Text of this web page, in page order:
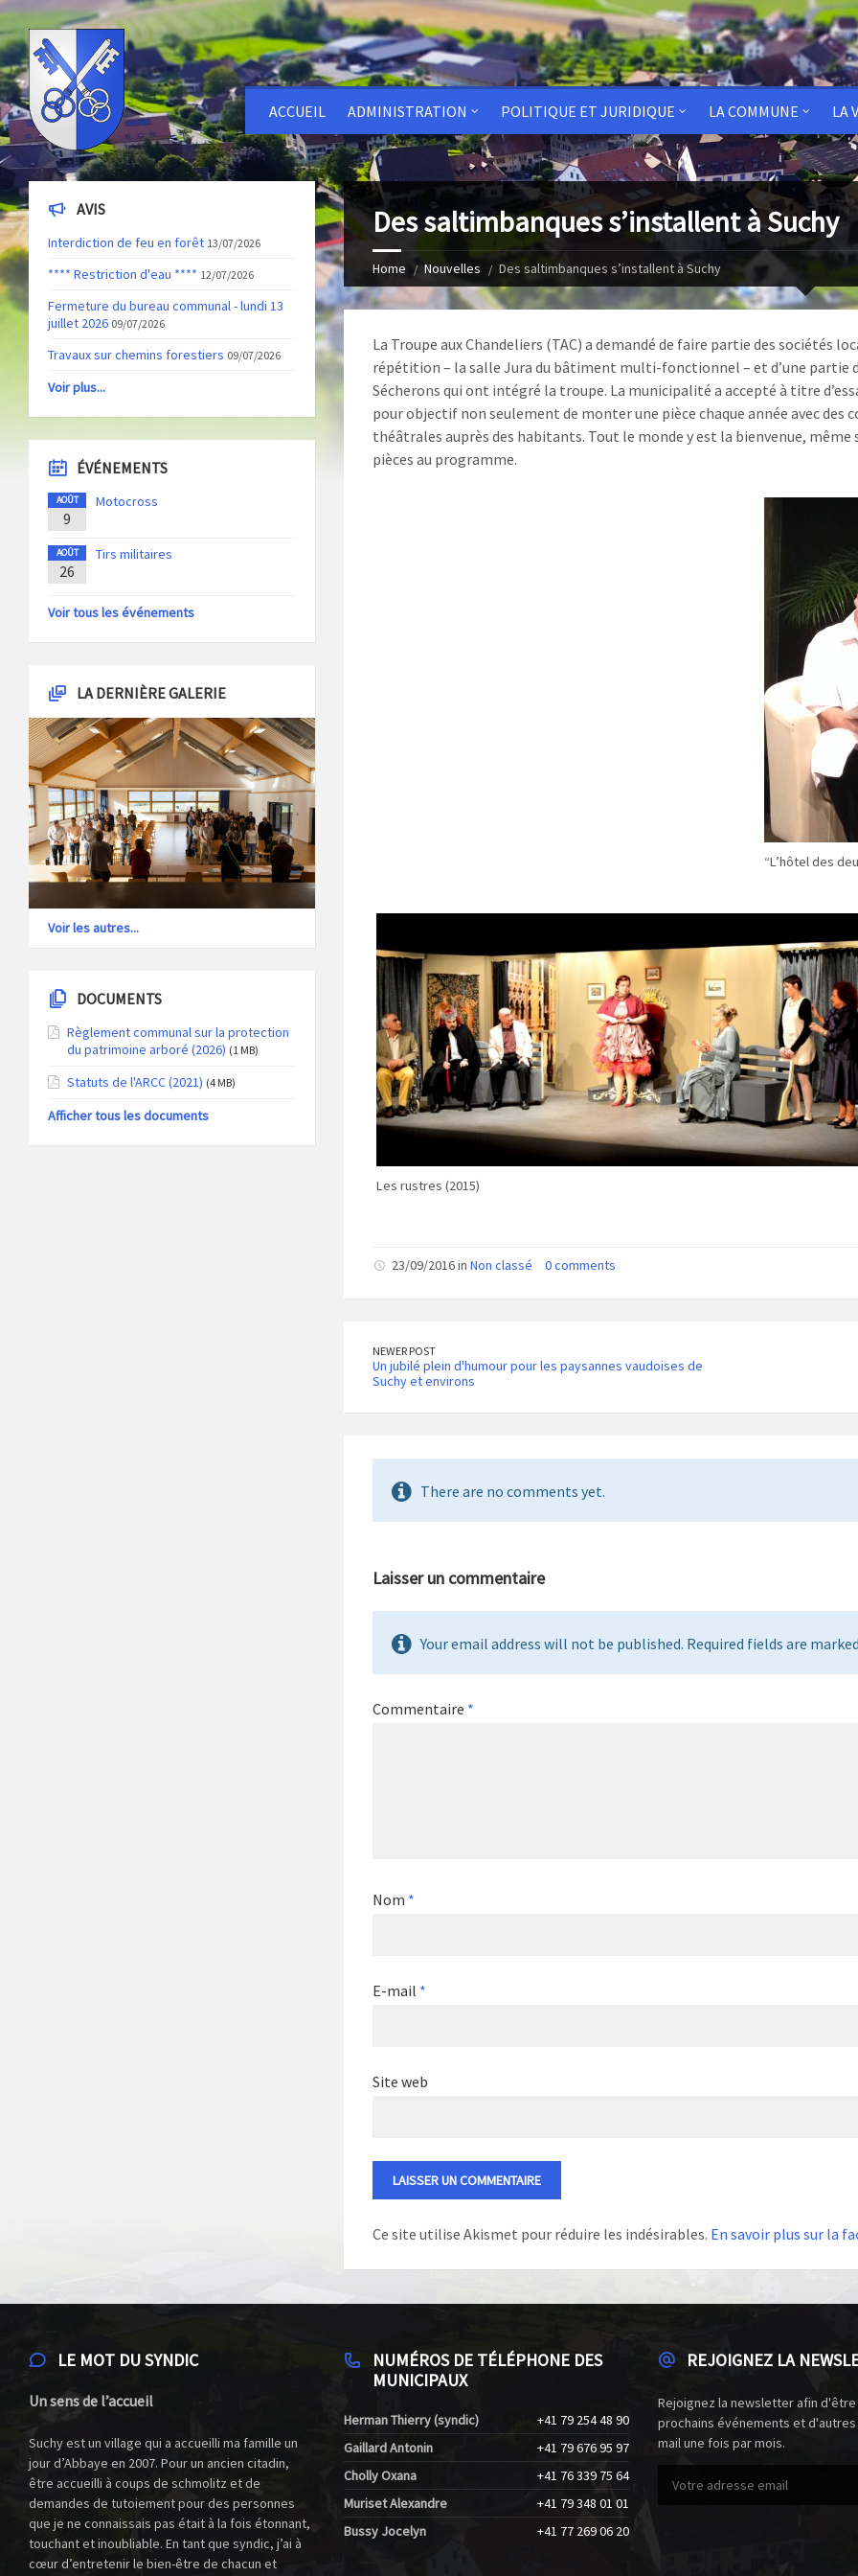
ACCUEIL ADMINISTRATION POLITIQUE ET JURIDIQUE LA COMMUNE LA
Des saltimbanques s’installent à Suchy
Home Nouvelles Des saltimbanques s’installent à Suchy
La Troupe aux Chandeliers (TAC) a demandé de faire partie des sociétés
répétition – la salle Jura du bâtiment multi-fonctionnel – et d’une partie
Sécherons qui ont intégré la troupe. La municipalité a accepté à titre
pour objectif non seulement de monter une pièce chaque année avec des
théâtrales auprès des habitants. Tout le monde y est la bienvenue,
pièces au programme.
“L’hôtel des
Les rustres (2015)
23/09/2016 in Non classé 0 comments
NEWER POST
Un jubilé plein d'humour pour les paysannes vaudoises de
Suchy et environs
There are no comments yet.
Laisser un commentaire
Your email address will not be published. Required fields are
Commentaire *
Nom *
E-mail *
Site web
Ce site utilise Akismet pour réduire les indésirables. En savoir plus sur la
AVIS
Interdiction de feu en forêt 13/07/2026
**** Restriction d'eau **** 12/07/2026
Fermeture du bureau communal - lundi 13
juillet 2026 09/07/2026
Travaux sur chemins forestiers 09/07/2026
Voir plus...
ÉVÉNEMENTS
AOÛT
9
Motocross
AOÛT
26
Tirs militaires
Voir tous les événements
LA DERNIÈRE GALERIE
Voir les autres...
DOCUMENTS
Règlement communal sur la protection
du patrimoine arboré (2026) (1 MB)
Statuts de l'ARCC (2021) (4 MB)
Afficher tous les documents
LE MOT DU SYNDIC
Un sens de l’accueil
Suchy est un village qui a accueilli ma famille un
jour d’Abbaye en 2007. Pour un ancien citadin,
être accueilli à coups de schmolitz et de
demandes de tutoiement pour des personnes
que je ne connaissais pas était à la fois étonnant,
touchant et inoubliable. En tant que syndic, j’ai à
cœur d’entretenir le bien-être de chacun et
NUMÉROS DE TÉLÉPHONE DES
MUNICIPAUX
Herman Thierry (syndic)
+41 79 254 48 90
Gaillard Antonin
+41 79 676 95 97
Cholly Oxana
+41 76 339 75 64
Muriset Alexandre
+41 79 348 01 01
Bussy Jocelyn
+41 77 269 06 20
REJOIGNEZ LA
Rejoignez la newsletter afin
prochains événements et
mail une fois par mois.